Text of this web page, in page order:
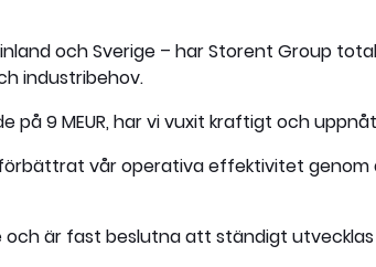
och Sverige – har Storent Group
industribehov.
9 MEUR, har vi vuxit kraftigt och
vår operativa effektivitet genom
och är fast beslutna att ständigt